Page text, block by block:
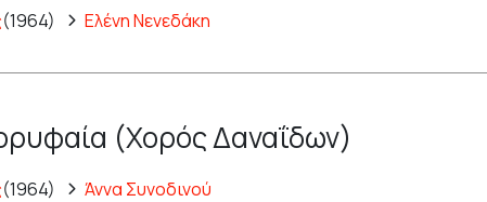
(1964) Ελένη Νενεδάκη
(Χορός Δαναΐδων)
(1964) Άννα Συνοδινού